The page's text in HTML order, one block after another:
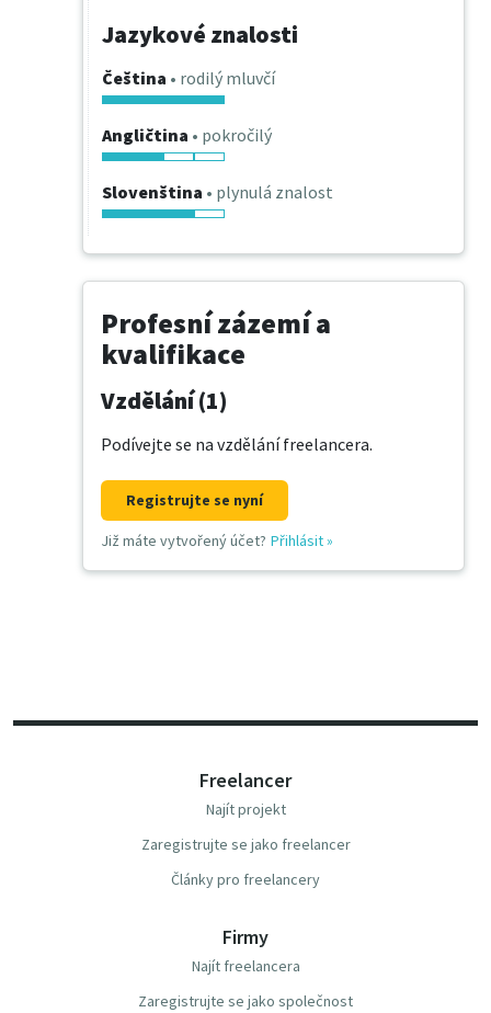
Jazykové znalosti
Čeština • rodilý mluvčí
Angličtina • pokročilý
Slovenština • plynulá znalost
Profesní zázemí a
kvalifikace
Vzdělání (1)
Podívejte se na vzdělání freelancera.
Registrujte se nyní
Již máte vytvořený účet? Přihlásit»
Freelancer
Najít projekt
Zaregistrujte se jako freelancer
Články pro freelancery
Firmy
Najít freelancera
Zaregistrujte se jako společnost